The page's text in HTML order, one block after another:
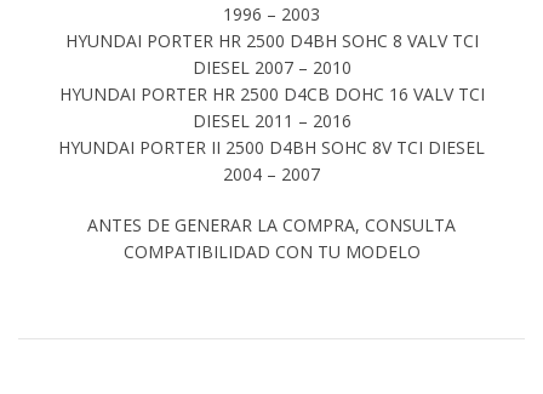
1996 – 2003
HYUNDAI PORTER HR 2500 D4BH SOHC 8 VALV TCI
DIESEL 2007 – 2010
HYUNDAI PORTER HR 2500 D4CB DOHC 16 VALV TCI
DIESEL 2011 – 2016
HYUNDAI PORTER II 2500 D4BH SOHC 8V TCI DIESEL
2004 – 2007
ANTES DE GENERAR LA COMPRA, CONSULTA
COMPATIBILIDAD CON TU MODELO